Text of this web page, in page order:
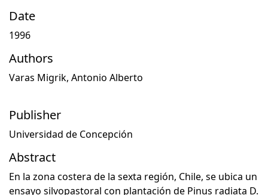
Date
1996
Authors
Varas Migrik, Antonio Alberto
Publisher
Universidad de Concepción
Abstract
En la zona costera de la sexta región, Chile, se ubica un
ensayo silvopastoral con plantación de Pinus radiata D.